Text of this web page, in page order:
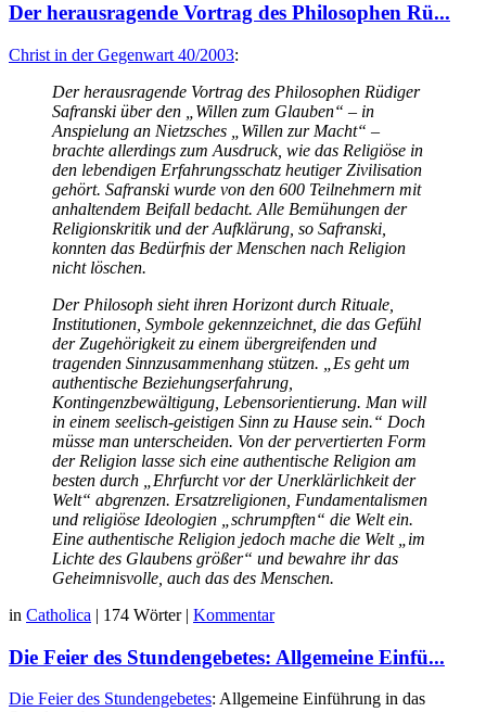
Der herausragende Vortrag des Philosophen Rü...
Christ in der Gegenwart 40/2003:
Der herausragende Vortrag des Philosophen Rüdiger
Safranski über den „Willen zum Glauben“ – in
Anspielung an Nietzsches „Willen zur Macht“ –
brachte allerdings zum Ausdruck, wie das Religiöse in
den lebendigen Erfahrungsschatz heutiger Zivilisation
gehört. Safranski wurde von den 600 Teilnehmern mit
anhaltendem Beifall bedacht. Alle Bemühungen der
Religionskritik und der Aufklärung, so Safranski,
konnten das Bedürfnis der Menschen nach Religion
nicht löschen.
Der Philosoph sieht ihren Horizont durch Rituale,
Institutionen, Symbole gekennzeichnet, die das Gefühl
der Zugehörigkeit zu einem übergreifenden und
tragenden Sinnzusammenhang stützen. „Es geht um
authentische Beziehungserfahrung,
Kontingenzbewältigung, Lebensorientierung. Man will
in einem seelisch-geistigen Sinn zu Hause sein.“ Doch
müsse man unterscheiden. Von der pervertierten Form
der Religion lasse sich eine authentische Religion am
besten durch „Ehrfurcht vor der Unerklärlichkeit der
Welt“ abgrenzen. Ersatzreligionen, Fundamentalismen
und religiöse Ideologien „schrumpften“ die Welt ein.
Eine authentische Religion jedoch mache die Welt „im
Lichte des Glaubens größer“ und bewahre ihr das
Geheimnisvolle, auch das des Menschen.
in Catholica | 174 Wörter | Kommentar
Die Feier des Stundengebetes: Allgemeine Einfü...
Die Feier des Stundengebetes: Allgemeine Einführung in das